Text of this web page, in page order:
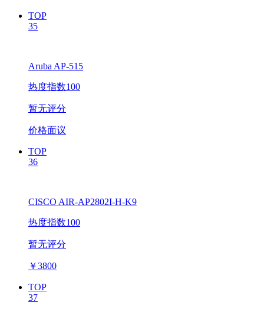
TOP
35
Aruba AP-515
热度指数100
暂无评分
价格面议
TOP
36
CISCO AIR-AP2802I-H-K9
热度指数100
暂无评分
￥3800
TOP
37